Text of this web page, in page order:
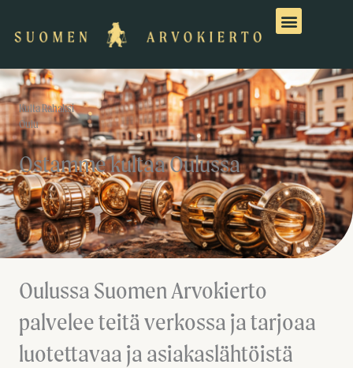
sisältöön
Kulta Rahaksi
Oulu
Ostamme kultaa Oulussa
Oulussa Suomen Arvokierto
palvelee teitä verkossa ja tarjoaa
luotettavaa ja asiakaslähtöistä